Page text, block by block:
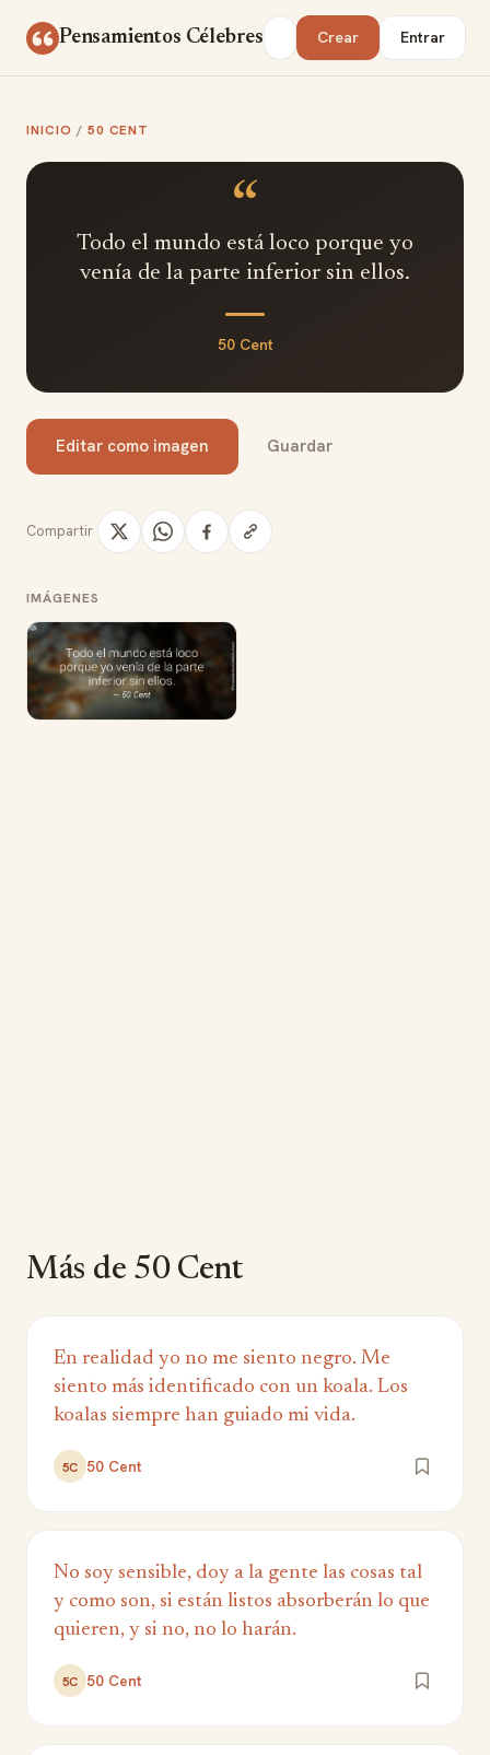
Pensamientos Célebres Buscar Crear Entrar
INICIO / 50 CENT
“
Todo el mundo está loco porque yo
venía de la parte inferior sin ellos.
50 Cent
Editar como imagen Guardar
Compartir
IMÁGENES
Más de 50 Cent
En realidad yo no me siento negro. Me
siento más identificado con un koala. Los
koalas siempre han guiado mi vida.
5C 50 Cent
No soy sensible, doy a la gente las cosas tal
y como son, si están listos absorberán lo que
quieren, y si no, no lo harán.
5C 50 Cent